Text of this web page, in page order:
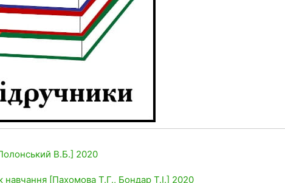
В.Б.] 2020
навчання [Пахомова Т.Г., Бондар Т.І.] 2020